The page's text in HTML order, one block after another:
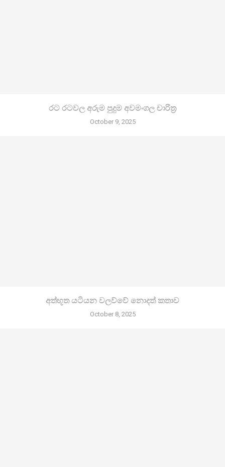
රට රටවල අරුම පුදුම අවමංගල චාරිත්‍ර
October 9, 2025
අත්භූත යටියන වලව්වේ නොදත් කතාව
October 8, 2025